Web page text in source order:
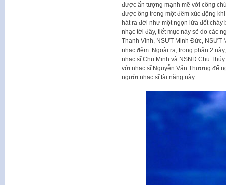
được ấn tượng mạnh mẽ với công
được ông trong một đêm xúc động
hát ra đời như một ngọn lửa đốt
nhạc tới đây, tiết mục này sẽ do các
Thanh Vinh, NSƯT Minh Đức, NSƯT
nhạc đệm. Ngoài ra, trong phần 2
nhạc sĩ Chu Minh và NSND Chu
với nhạc sĩ Nguyễn Văn Thương để
người nhạc sĩ tài năng này.